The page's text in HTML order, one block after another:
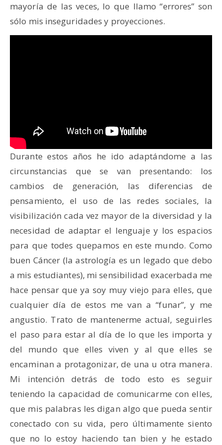
mayoría de las veces, lo que llamo “errores” son
sólo mis inseguridades y proyecciones.
Durante estos años he ido adaptándome a las
circunstancias que se van presentando: los
cambios de generación, las diferencias de
pensamiento, el uso de las redes sociales, la
visibilización cada vez mayor de la diversidad y la
necesidad de adaptar el lenguaje y los espacios
para que todes quepamos en este mundo. Como
buen Cáncer (la astrología es un legado que debo
a mis estudiantes), mi sensibilidad exacerbada me
hace pensar que ya soy muy viejo para elles, que
cualquier día de estos me van a “funar”, y me
angustio. Trato de mantenerme actual, seguirles
el paso para estar al día de lo que les importa y
del mundo que elles viven y al que elles se
encaminan a protagonizar, de una u otra manera.
Mi intención detrás de todo esto es seguir
teniendo la capacidad de comunicarme con elles,
que mis palabras les digan algo que pueda sentir
conectado con su vida, pero últimamente siento
que no lo estoy haciendo tan bien y he estado